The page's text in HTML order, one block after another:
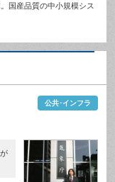
国産品質の中小規模シス
公共･インフラ